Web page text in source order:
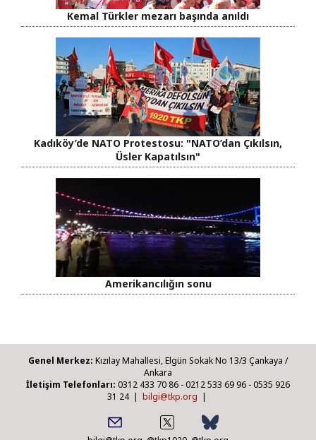
Kemal Türkler mezarı başında anıldı
Kadıköy’de NATO Protestosu: "NATO’dan Çıkılsın,
Üsler Kapatılsın"
Amerikancılığın sonu
Genel Merkez: Kızılay Mahallesi, Elgün Sokak No 13/3 Çankaya /
Ankara
İletişim Telefonları: 0312 433 70 86 - 0212 533 69 96 - 0535 926
31 24 | bilgi@tkp.org |